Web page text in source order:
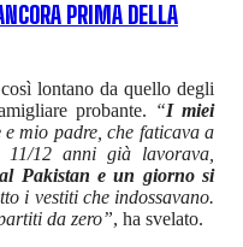
PRIMA DELLA
lontano da quello degli
probante. “I miei
e mio padre, che faticava a
12 anni già lavorava,
Pakistan e un giorno si
i vestiti che indossavano.
da zero”, ha svelato.